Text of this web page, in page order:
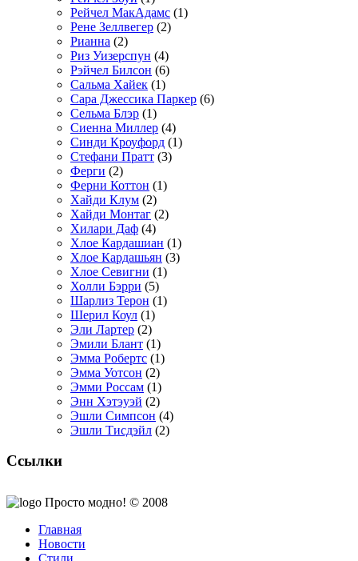
Рейчел МакАдамс (1)
Рене Зеллвегер (2)
Рианна (2)
Риз Уизерспун (4)
Рэйчел Билсон (6)
Сальма Хайек (1)
Сара Джессика Паркер (6)
Сельма Блэр (1)
Сиенна Миллер (4)
Синди Кроуфорд (1)
Стефани Пратт (3)
Ферги (2)
Ферни Коттон (1)
Хайди Клум (2)
Хайди Монтаг (2)
Хилари Даф (4)
Хлое Кардашиан (1)
Хлое Кардашьян (3)
Хлое Севигни (1)
Холли Бэрри (5)
Шарлиз Терон (1)
Шерил Коул (1)
Эли Лартер (2)
Эмили Блант (1)
Эмма Робертс (1)
Эмма Уотсон (2)
Эмми Россам (1)
Энн Хэтэуэй (2)
Эшли Симпсон (4)
Эшли Тисдэйл (2)
Ссылки
Просто модно! © 2008
Главная
Новости